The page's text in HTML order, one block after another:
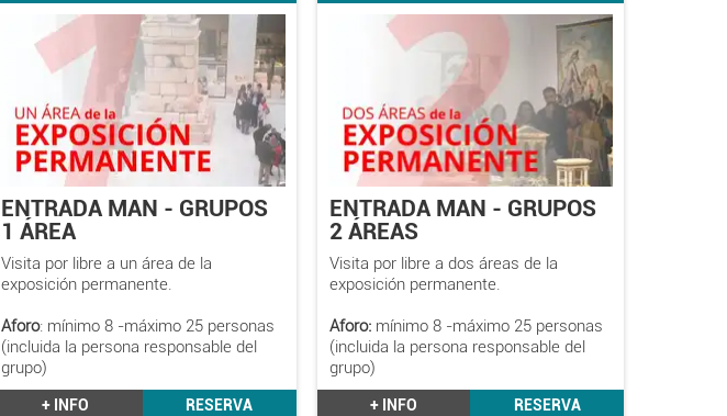
ENTRADA MAN - GRUPOS
1 ÁREA
Visita por libre a un área de la
exposición permanente.
Aforo: mínimo 8 -máximo 25 personas
(incluida la persona responsable del
grupo)
+ INFO RESERVA
ENTRADA MAN - GRUPOS
2 ÁREAS
Visita por libre a dos áreas de la
exposición permanente.
Aforo:mínimo 8 -máximo 25 personas
(incluida la persona responsable del
grupo)
+ INFO RESERVA